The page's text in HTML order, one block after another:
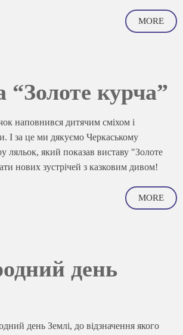
MORE
“Золоте курча”
наповнився дитячим сміхом і
І за це ми дякуємо Черкаському
ляльок, який показав виставу "Золоте
нових зустрічей з казковим дивом!
MORE
день
день Землі, до відзначення якого